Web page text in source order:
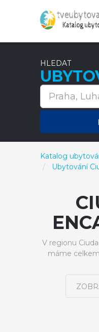
HLEDAT
Katalog
Ubytování
V regionu
máme